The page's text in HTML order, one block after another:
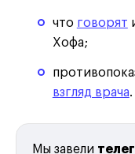
что говорят
Хофа;
взгляд врача.
Мы завели